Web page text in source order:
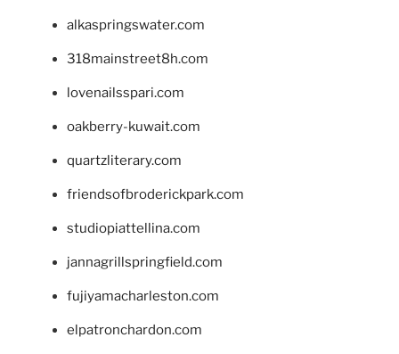
alkaspringswater.com
318mainstreet8h.com
lovenailsspari.com
oakberry-kuwait.com
quartzliterary.com
friendsofbroderickpark.com
studiopiattellina.com
jannagrillspringfield.com
fujiyamacharleston.com
elpatronchardon.com